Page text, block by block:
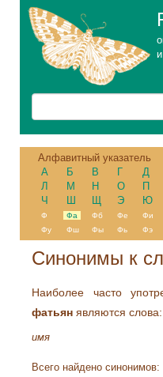
Алфавитный указатель
А
Б В Г Д
Л
М Н О П
Ч
Ш Щ Э Ю
Ф Фа Фб Фе Фи
Фу
Фш Фы Фь Фэ
Синонимы к
Наиболее часто
фатьян являются слова:
имя
Всего найдено синонимов: